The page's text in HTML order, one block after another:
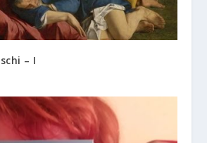
– I